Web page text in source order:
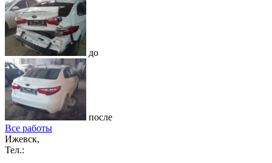
до
после
Все работы
Ижевск,
Тел.: